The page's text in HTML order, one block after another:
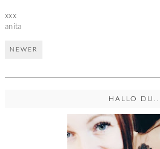
xxx
anita
NEWER
HALLO DU...